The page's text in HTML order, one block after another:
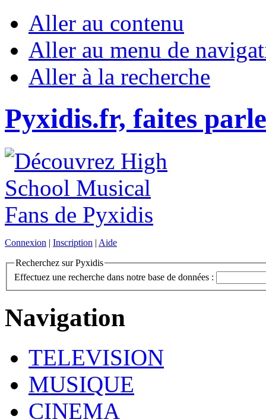
Aller au contenu
Aller au menu de
Aller à la recherche
Pyxidis.fr, faites
Connexion | Inscription | Aide
Recherchez sur Pyxidis
Effectuez une recherche dans notre base de données :
Navigation
TELEVISION
MUSIQUE
CINEMA